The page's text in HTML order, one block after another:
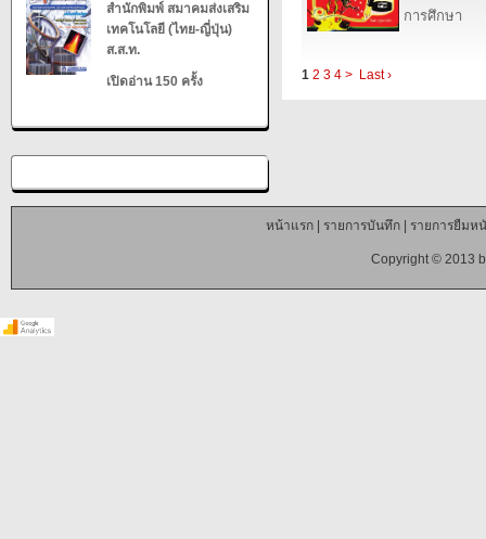
สำนักพิมพ์ สมาคมส่งเสริม
เทคโนโลยี (ไทย-ญี่ปุ่น)
ส.ส.ท.
เปิดอ่าน 150 ครั้ง
การศึกษา
1 2 3 4 > Last ›
หน้าแรก| รายการบันทึก| รายการยืมห
Copyright © 2013